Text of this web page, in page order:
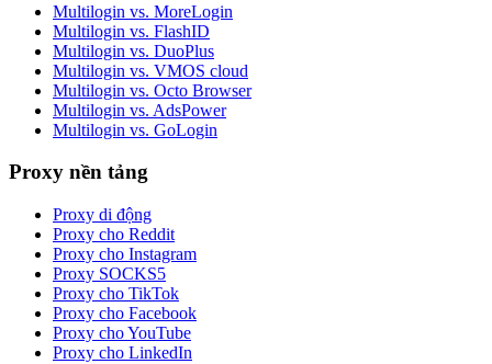
Multilogin vs. MoreLogin
Multilogin vs. FlashID
Multilogin vs. DuoPlus
Multilogin vs. VMOS cloud
Multilogin vs. Octo Browser
Multilogin vs. AdsPower
Multilogin vs. GoLogin
Proxy nền tảng
Proxy di động
Proxy cho Reddit
Proxy cho Instagram
Proxy SOCKS5
Proxy cho TikTok
Proxy cho Facebook
Proxy cho YouTube
Proxy cho LinkedIn